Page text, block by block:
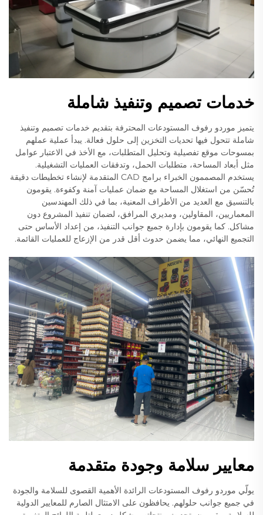
خدمات تصميم وتنفيذ شاملة
يتميز موردو رفوف المستودعات المحترفة بتقديم خدمات تصميم وتنفيذ
شاملة تتحول فيها تحديات التخزين إلى حلول فعالة. يبدأ عملية عملهم
بمسوحات موقع تفصيلية وتحليل المتطلبات، مع الأخذ في الاعتبار عوامل
مثل أبعاد المساحة، متطلبات الحمل، وتدفقات العمليات التشغيلية.
يستخدم المصممون الخبراء برامج CAD المتقدمة لإنشاء تخطيطات دقيقة
تُحسّن من استغلال المساحة مع ضمان عمليات آمنة وكفوءة. يقومون
بالتنسيق مع العديد من الأطراف المعنية، بما في ذلك المهندسين
المعماريين، المقاولين، ومديري المرافق، لضمان تنفيذ المشروع دون
مشاكل. كما يقومون بإدارة جميع جوانب التنفيذ، من إعداد الأساس حتى
التجميع النهائي، مما يضمن حدوث أقل قدر من الإزعاج للعمليات القائمة.
معايير سلامة وجودة متقدمة
يولّي موردو رفوف المستودعات الرائدة الأهمية القصوى للسلامة والجودة
في جميع جوانب حلولهم. يحافظون على الامتثال الصارم للمعايير الدولية